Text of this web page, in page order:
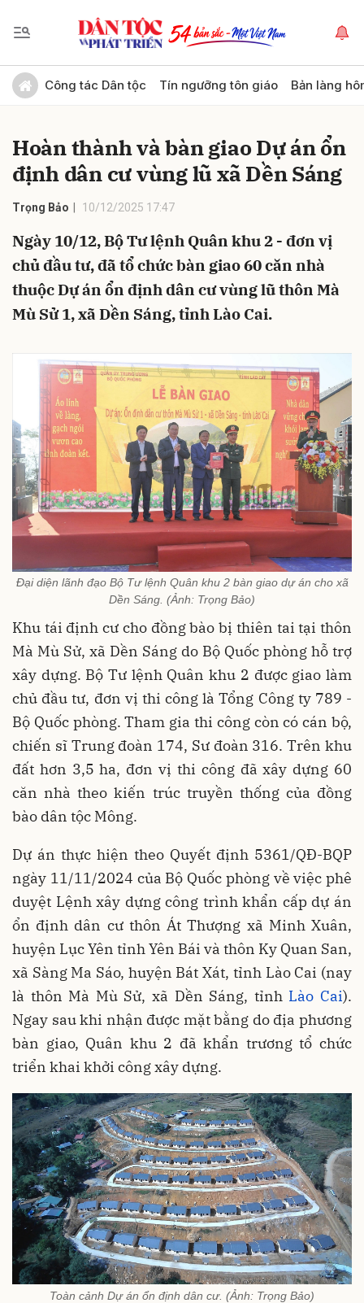
Công tác Dân tộc Tín ngưỡng tôn giáo Bản làng
Hoàn thành và bàn giao Dự án ổn
định dân cư vùng lũ xã Dền Sáng
Trọng Bảo 10/12/2025 17:47
Ngày 10/12, Bộ Tư lệnh Quân khu 2 - đơn vị
chủ đầu tư, đã tổ chức bàn giao 60 căn nhà
thuộc Dự án ổn định dân cư vùng lũ thôn Mà
Mù Sử 1, xã Dền Sáng, tỉnh Lào Cai.
Đại diện lãnh đạo Bộ Tư lệnh Quân khu 2 bàn giao dự án cho xã
Dền Sáng. (Ảnh: Trọng Bảo)
Khu tái định cư cho đồng bào bị thiên tai tại thôn
Mà Mù Sử, xã Dền Sáng do Bộ Quốc phòng hỗ trợ
xây dựng. Bộ Tư lệnh Quân khu 2 được giao làm
chủ đầu tư, đơn vị thi công là Tổng Công ty 789 -
Bộ Quốc phòng. Tham gia thi công còn có cán bộ,
chiến sĩ Trung đoàn 174, Sư đoàn 316. Trên khu
đất hơn 3,5 ha, đơn vị thi công đã xây dựng 60
căn nhà theo kiến trúc truyền thống của đồng
bào dân tộc Mông.
Dự án thực hiện theo Quyết định 5361/QĐ-BQP
ngày 11/11/2024 của Bộ Quốc phòng về việc phê
duyệt Lệnh xây dựng công trình khẩn cấp dự án
ổn định dân cư thôn Át Thượng xã Minh Xuân,
huyện Lục Yên tỉnh Yên Bái và thôn Ky Quan San,
xã Sàng Ma Sáo, huyện Bát Xát, tỉnh Lào Cai (nay
là thôn Mà Mù Sử, xã Dền Sáng, tỉnh Lào Cai).
Ngay sau khi nhận được mặt bằng do địa phương
bàn giao, Quân khu 2 đã khẩn trương tổ chức
triển khai khởi công xây dựng.
Toàn cảnh Dự án ổn định dân cư. (Ảnh: Trọng Bảo)
Gửi bình luận
Hủy Gửi